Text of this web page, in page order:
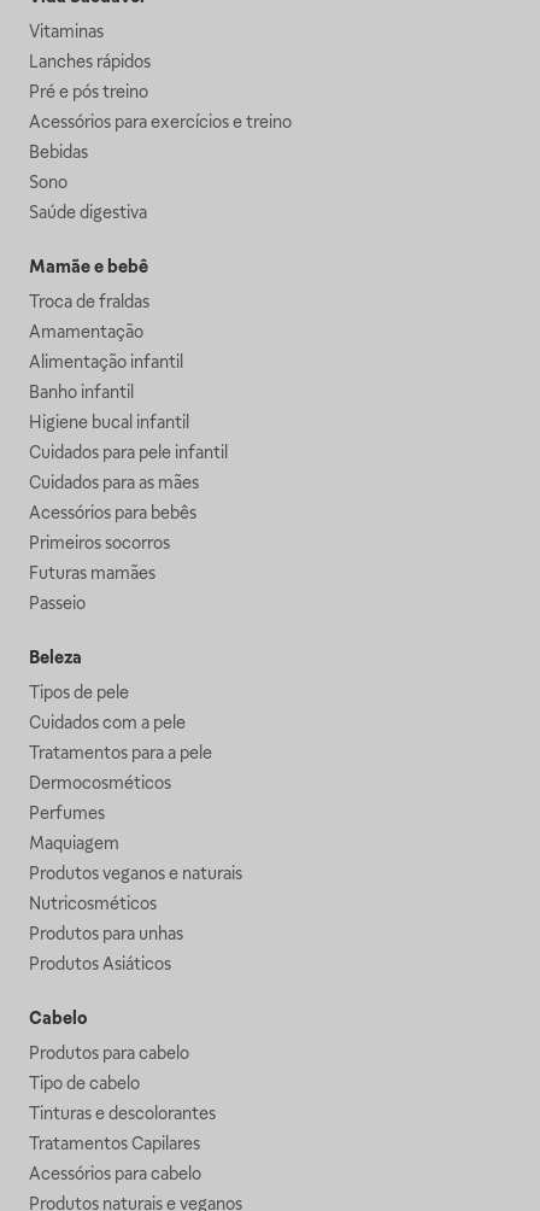
Vitaminas
Lanches rápidos
Pré e pós treino
Acessórios para exercícios e treino
Bebidas
Sono
Saúde digestiva
Mamãe e bebê
Troca de fraldas
Amamentação
Alimentação infantil
Banho infantil
Higiene bucal infantil
Cuidados para pele infantil
Cuidados para as mães
Acessórios para bebês
Primeiros socorros
Futuras mamães
Passeio
Beleza
Tipos de pele
Cuidados com a pele
Tratamentos para a pele
Dermocosméticos
Perfumes
Maquiagem
Produtos veganos e naturais
Nutricosméticos
Produtos para unhas
Produtos Asiáticos
Cabelo
Produtos para cabelo
Tipo de cabelo
Tinturas e descolorantes
Tratamentos Capilares
Acessórios para cabelo
Produtos naturais e veganos